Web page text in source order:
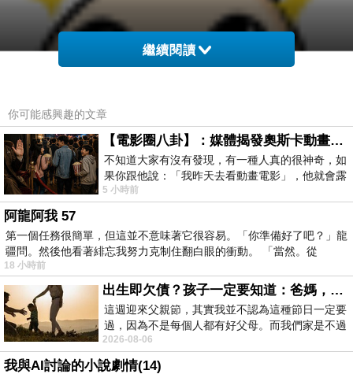
繼續閱讀
你可能感興趣的文章
【電影圈八卦】：媒體揭發奧斯卡動畫項目投票醜聞！好萊塢為什麼看不起動畫電影？
不知道大家有沒有發現，有一種人真的很神奇，如
果你跟他說：「我昨天去看動畫電影」，他就會露
出一種慈祥的微笑，然後問你是不是陪小
5 小時前
阿龍阿我 57
第一個任務很簡單，但這並不意味著它很容易。「你準備好了吧？」龍
疆問。然後他看著緋忘我努力克制住翻白眼的衝動。 「當然。從
18 小時前
出生即欠債？孩子一定要知道：爸媽，其實我不欠你們
這週迎來父親節，其實我並不認為這種節日一定要
過，因為不是每個人都有好父母。而我們家是不過
節的，平時也沒什麼儀式感，生活趨近冷
2026-08-06
我與AI討論的小說劇情(14)